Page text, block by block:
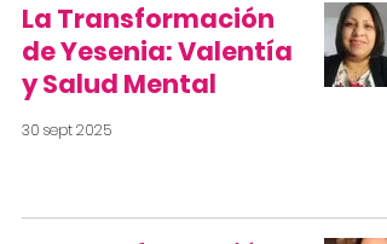
La Transformación
de Yesenia: Valentía
y Salud Mental
30 sept 2025